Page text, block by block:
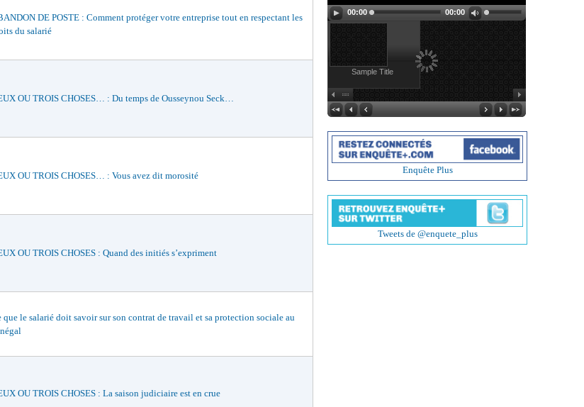
DE POSTE : Comment protéger votre entreprise tout en respectant les
du salarié
OU TROIS CHOSES… : Du temps de Ousseynou Seck…
OU TROIS CHOSES… : Vous avez dit morosité
OU TROIS CHOSES : Quand des initiés s’expriment
que le salarié doit savoir sur son contrat de travail et sa protection sociale au
OU TROIS CHOSES : La saison judiciaire est en crue
00:00 00:00
Sample Title
Enquête Plus
Tweets de @enquete_plus